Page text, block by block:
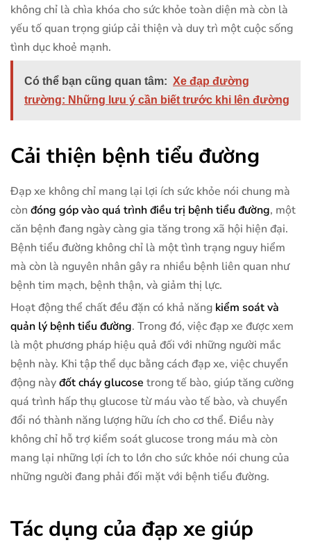
không chỉ là chìa khóa cho sức khỏe toàn diện mà còn là
yếu tố quan trọng giúp cải thiện và duy trì một cuộc sống
tình dục khoẻ mạnh.
Có thể bạn cũng quan tâm: Xe đạp đường
trường: Những lưu ý cần biết trước khi lên đường
Cải thiện bệnh tiểu đường
Đạp xe không chỉ mang lại lợi ích sức khỏe nói chung mà
còn đóng góp vào quá trình điều trị bệnh tiểu đường, một
căn bệnh đang ngày càng gia tăng trong xã hội hiện đại.
Bệnh tiểu đường không chỉ là một tình trạng nguy hiểm
mà còn là nguyên nhân gây ra nhiều bệnh liên quan như
bệnh tim mạch, bệnh thận, và giảm thị lực.
Hoạt động thể chất đều đặn có khả năng kiểm soát và
quản lý bệnh tiểu đường. Trong đó, việc đạp xe được xem
là một phương pháp hiệu quả đối với những người mắc
bệnh này. Khi tập thể dục bằng cách đạp xe, việc chuyển
động nàyđốt cháy glucose trong tế bào, giúp tăng cường
quá trình hấp thụ glucose từ máu vào tế bào, và chuyển
đổi nó thành năng lượng hữu ích cho cơ thể. Điều này
không chỉ hỗ trợ kiểm soát glucose trong máu mà còn
mang lại những lợi ích to lớn cho sức khỏe nói chung của
những người đang phải đối mặt với bệnh tiểu đường.
Tác dụng của đạp xe giúp